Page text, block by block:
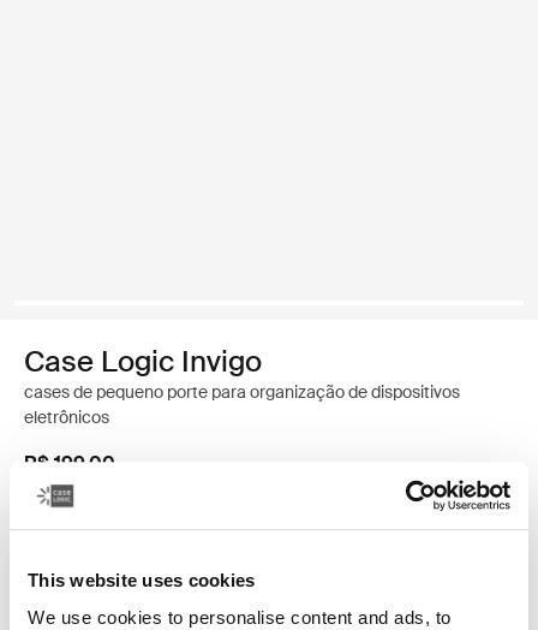
This website uses cookies
We use cookies to personalise content and ads, to
Case Logic Invigo
cases de pequeno porte para organização de dispositivos
eletrônicos
R$ 199,00
Case Logic Invigo electronic case small Preto (selected)